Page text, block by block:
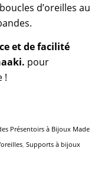
d’oreilles au
et de facilité
pour
!
Présentoirs à Bijoux Made
, Supports à bijoux